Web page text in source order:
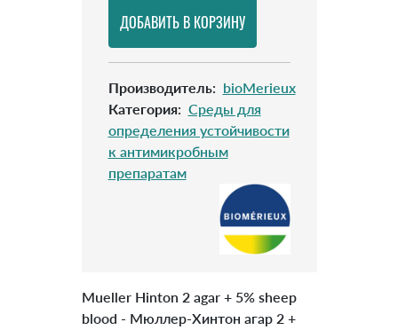
Производитель: bioMerieux
Категория: Среды для
определения устойчивости
к антимикробным
препаратам
Mueller Hinton 2 agar + 5% sheep
blood - Мюллер-Хинтон агар 2 +